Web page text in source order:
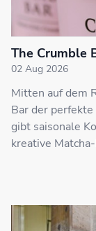
The Crumble
02 Aug 2026
Mitten auf dem
Bar der
gibt saisonale
kreative